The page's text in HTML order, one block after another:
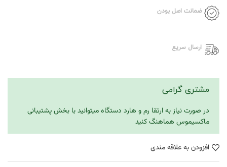
ضمانت اصل بودن
ارسال سریع
مشتری گرامی
در صورت نیاز به ارتقا رم و هارد دستگاه میتوانید با بخش پشتیبانی
ماکسیموس هماهنگ کنید
افزودن به علاقه مندی